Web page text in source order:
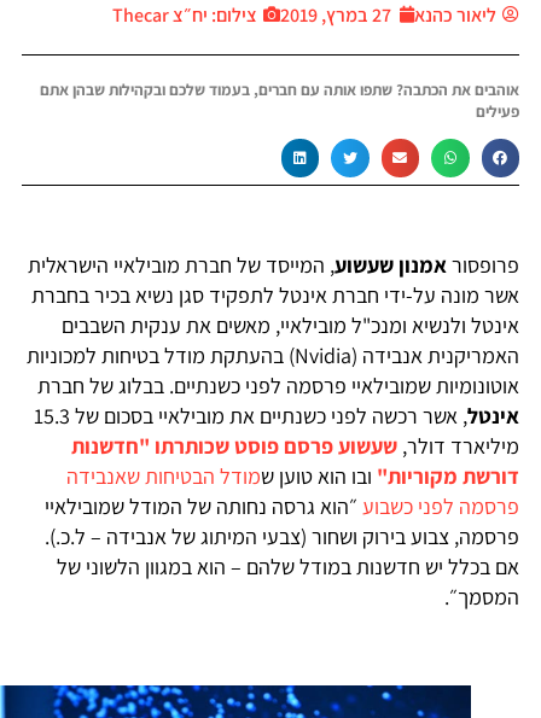
ליאור כהנא 27 במרץ, 2019 צילום: יח״צ Thecar
את הכתבה? שתפו אותה עם חברים, בעמוד שלכם ובקהילות שבהן אתם
אמנון שעשוע, המייסד של חברת מובילאיי הישראלית
מונה על-ידי חברת אינטל לתפקיד סגן נשיא בכיר בחברת
ולנשיא ומנכ"ל מובילאיי, מאשים את ענקית השבבים
האמריקנית אנבידה (Nvidia) בהעתקת מודל בטיחות למכוניות
שמובילאיי פרסמה לפני כשנתיים. בבלוג של חברת
, אשר רכשה לפני כשנתיים את מובילאיי בסכום של 15.3
דולר,שעשוע פרסם פוסט שכותרתו "חדשנות
מקוריות"ובו הוא טוען שמודל הבטיחות שאנבידה
לפני כשבוע״הוא גרסה נחותה של המודל שמובילאיי
צבוע בירוק ושחור (צבעי המיתוג של אנבידה – ל.כ.).
בכלל יש חדשנות במודל שלהם – הוא במגוון הלשוני של